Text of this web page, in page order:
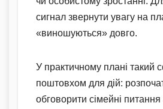
сигнал звернути увагу на
«виношуються» довго.
У практичному плані такий
поштовхом для дій:
обговорити сімейні